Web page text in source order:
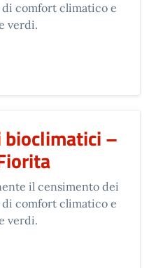
comfort climatico e
verdi.
BIOCLIMATICI –
–
il censimento dei
comfort climatico e
verdi.
BIOCLIMATICI –